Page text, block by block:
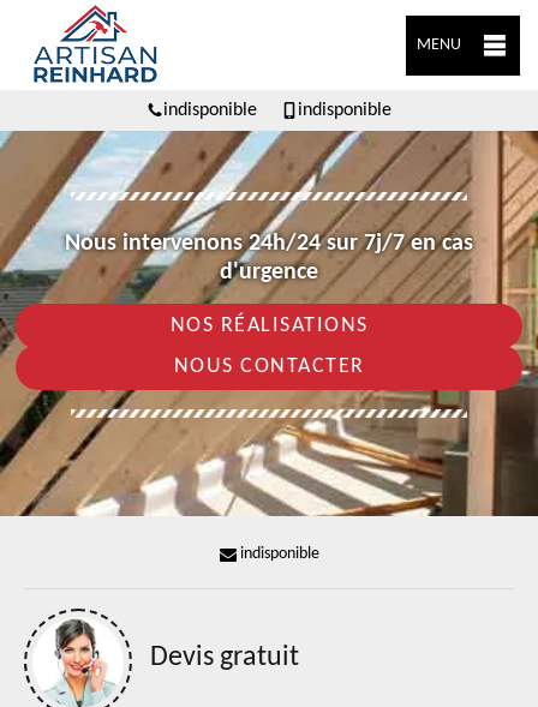
MENU
indisponible indisponible
Nous intervenons 24h/24 sur 7j/7 en cas
d'urgence
NOS RÉALISATIONS
NOUS CONTACTER
indisponible
Devis gratuit